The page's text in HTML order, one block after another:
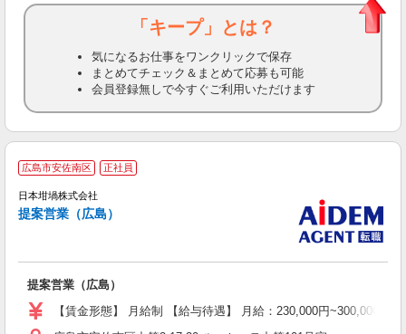
「キープ」とは？
気になるお仕事をワンクリックで保存
まとめてチェック＆まとめて応募も可能
会員登録無しで今すぐご利用いただけます
広島市安佐南区 正社員
日本坩堝株式会社
提案営業（広島）
提案営業（広島）
【賃金形態】 月給制 【給与待遇】 月給：230,000円~300,000